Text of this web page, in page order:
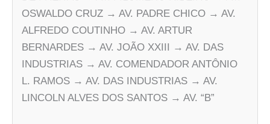
OSWALDO CRUZ → AV. PADRE CHICO → AV.
ALFREDO COUTINHO → AV. ARTUR
BERNARDES → AV. JOÃO XXIII → AV. DAS
INDUSTRIAS → AV. COMENDADOR ANTÔNIO
L. RAMOS → AV. DAS INDUSTRIAS → AV.
LINCOLN ALVES DOS SANTOS → AV. “B”